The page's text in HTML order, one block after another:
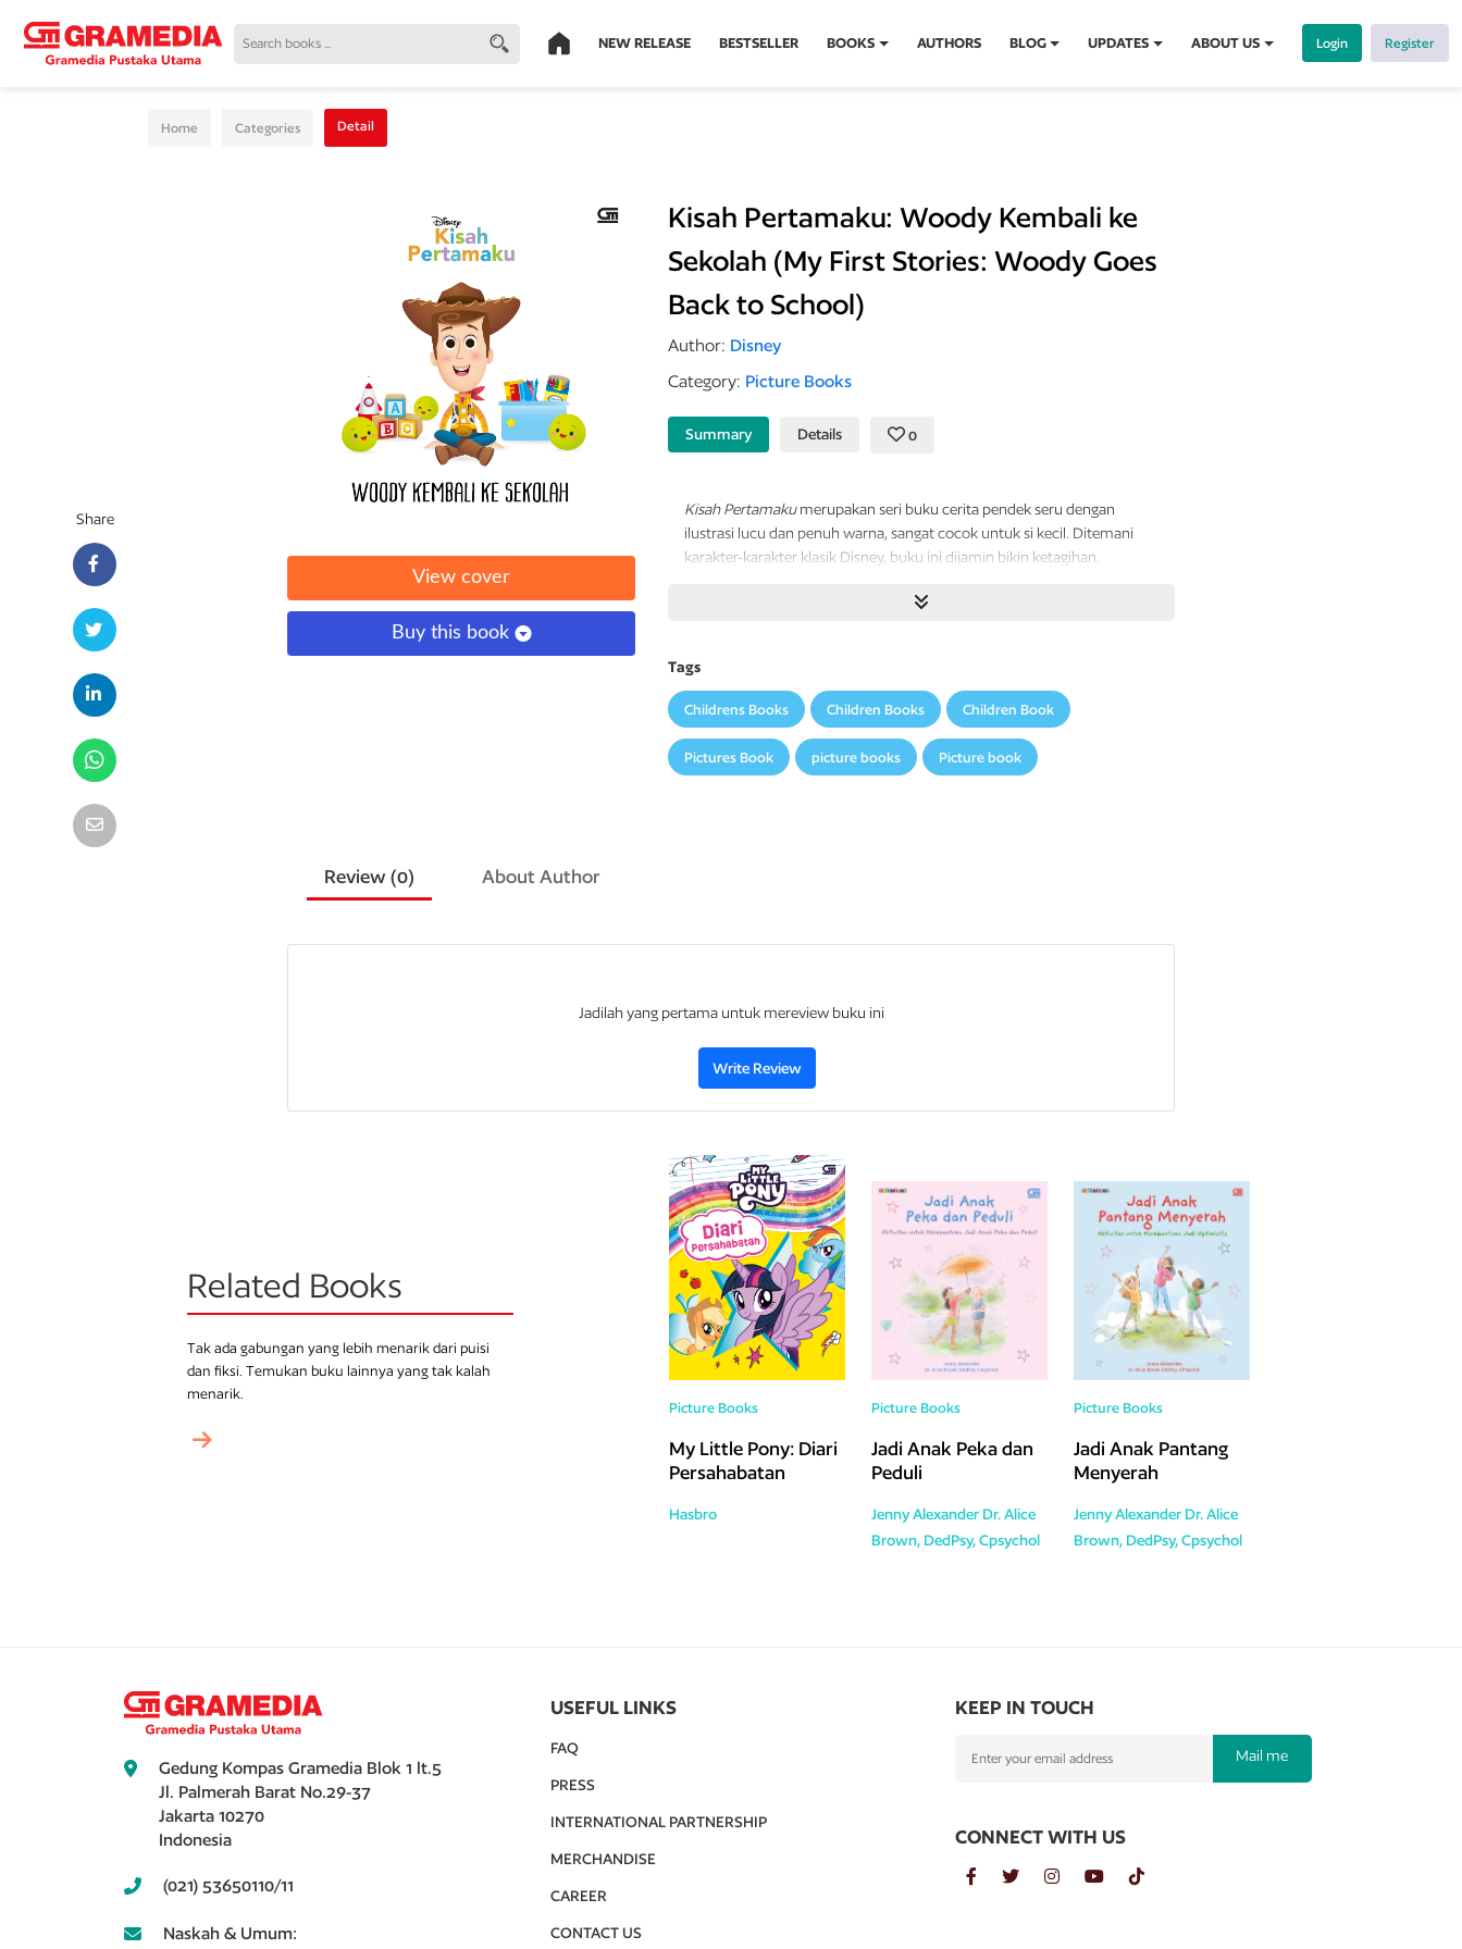
NEW RELEASE BESTSELLER BOOKS AUTHORS BLOG UPDATES ABOUT US Login Register
Share
Home Categories Detail
View cover
Buy this book
Kisah Pertamaku: Woody Kembali ke
Sekolah (My First Stories: Woody Goes
Back to School)
Author: Disney
Category: Picture Books
Summary Details 0
Kisah Pertamakumerupakan seri buku cerita pendek seru dengan
ilustrasi lucu dan penuh warna, sangat cocok untuk si kecil. Ditemani
karakter-karakter klasik Disney, buku ini dijamin bikin ketagihan.
Tags
Childrens Books Children Books Children Book
Pictures Book picture books Picture book
Review (0) About Author
Jadilah yang pertama untuk mereview buku ini
Write Review
Related Books
Tak ada gabungan yang lebih menarik dari puisi
dan fiksi. Temukan buku lainnya yang tak kalah
menarik.
Picture Books
My Little Pony: Diari
Persahabatan
Hasbro
Picture Books
Jadi Anak Peka dan
Peduli
Jenny Alexander Dr. Alice
Brown, DedPsy, Cpsychol
Picture Books
Jadi Anak Pantang
Menyerah
Jenny Alexander Dr. Alice
Brown, DedPsy, Cpsychol
Gedung Kompas Gramedia Blok 1 lt.5
Jl. Palmerah Barat No.29-37
Jakarta 10270
Indonesia
(021) 53650110/11
Naskah & Umum:
USEFUL LINKS
FAQ
PRESS
INTERNATIONAL PARTNERSHIP
MERCHANDISE
CAREER
CONTACT US
KEEP IN TOUCH
Mail me
CONNECT WITH US